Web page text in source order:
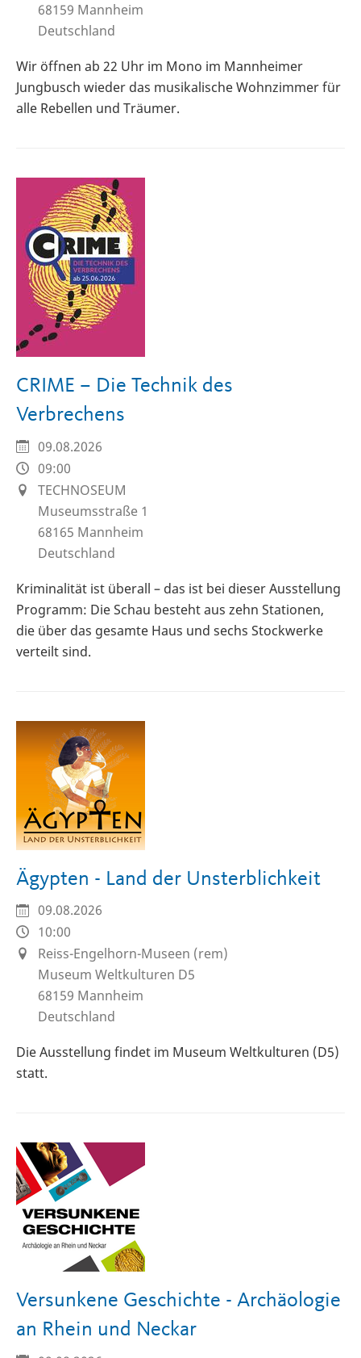
68159 Mannheim
Deutschland
Wir öffnen ab 22 Uhr im Mono im Mannheimer
Jungbusch wieder das musikalische Wohnzimmer für
alle Rebellen und Träumer.
CRIME – Die Technik des
Verbrechens
09.08.2026
09:00
TECHNOSEUM
Museumsstraße 1
68165 Mannheim
Deutschland
Kriminalität ist überall – das ist bei dieser Ausstellung
Programm: Die Schau besteht aus zehn Stationen,
die über das gesamte Haus und sechs Stockwerke
verteilt sind.
Ägypten - Land der Unsterblichkeit
09.08.2026
10:00
Reiss-Engelhorn-Museen (rem)
Museum Weltkulturen D5
68159 Mannheim
Deutschland
Die Ausstellung findet im Museum Weltkulturen (D5)
statt.
Versunkene Geschichte - Archäologie
an Rhein und Neckar